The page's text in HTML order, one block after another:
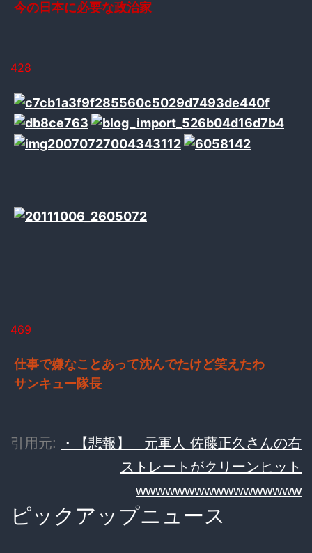
今の日本に必要な政治家
428
469
仕事で嫌なことあって沈んでたけど笑えたわ
サンキュー隊長
引用元:
・【悲報】 元軍人 佐藤正久さんの右
ストレートがクリーンヒット
wwwwwwwwwwwwwwwww
ピックアップニュース